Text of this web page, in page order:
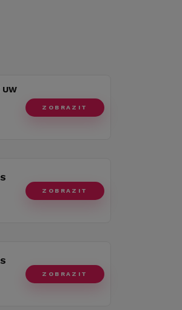
UW
ZOBRAZIT
ZOBRAZIT
ZOBRAZIT